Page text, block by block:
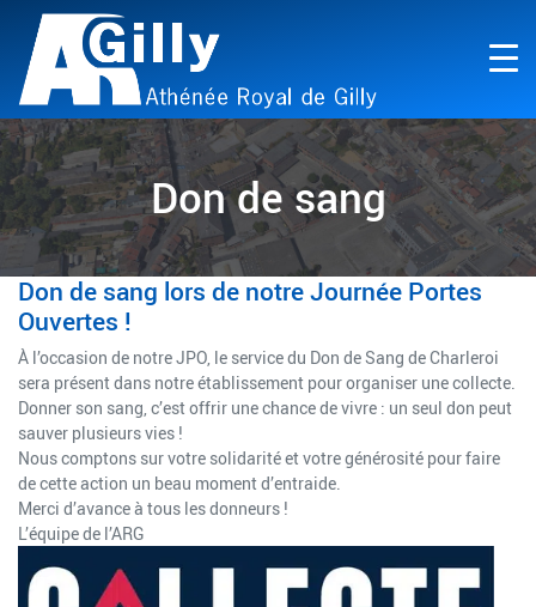
Don de sang
Don de sang lors de notre Journée Portes
Ouvertes !
À l’occasion de notre JPO, le service du Don de Sang de Charleroi
sera présent dans notre établissement pour organiser une collecte.
Donner son sang, c’est offrir une chance de vivre : un seul don peut
sauver plusieurs vies !
Nous comptons sur votre solidarité et votre générosité pour faire
de cette action un beau moment d’entraide.
Merci d’avance à tous les donneurs !
L’équipe de l’ARG